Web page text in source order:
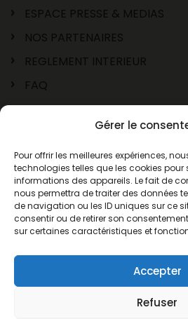
Gérer le
Pour offrir les meilleures expériences,
technologies telles que les cookies
informations des appareils. Le fait de
nous permettra de traiter des données
de navigation ou les ID uniques sur ce
consentir ou de retirer son
sur certaines caractéristiques et
Accepter
Refuser
ESPACE PRESSE & MEDIAS
NOS PARTENAIRES
REGLEMENT INTERIEUR
FAQ
© 2026 AnimaParc® Occitanie
Mentions légales
C.G.V.